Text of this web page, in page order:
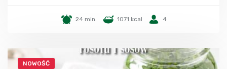
24 min. 1071 kcal 4
NOWOŚĆ